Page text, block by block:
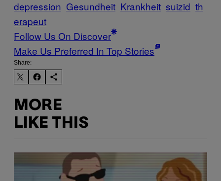
depression Gesundheit Krankheit suizid th
erapeut
Follow Us On Discover
Make Us Preferred In Top Stories
Share:
MORE
LIKE THIS